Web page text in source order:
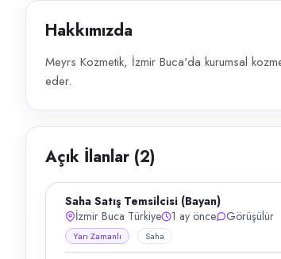
Hakkımızda
Meyrs Kozmetik, İzmir Buca'da kurumsal
eder.
Açık İlanlar (2)
Saha Satış Temsilcisi (Bayan)
İzmir Buca Türkiye
1 ay önce Görüşülür
Yarı Zamanlı Saha